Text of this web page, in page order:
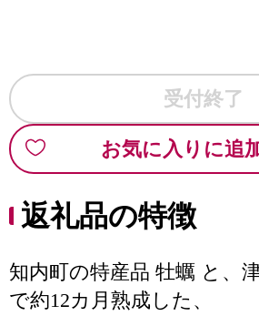
受付終了
お気に入りに追
返礼品の特徴
知内町の特産品 牡蠣 と、
で約12カ月熟成した、